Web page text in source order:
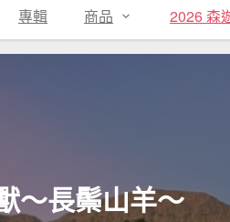
專輯 商品 2026 森
～長鬃山羊～